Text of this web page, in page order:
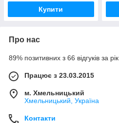
Купити
Про нас
89% позитивних з 66 відгуків за рік
Працює з 23.03.2015
м. Хмельницький
Хмельницький, Україна
Контакти